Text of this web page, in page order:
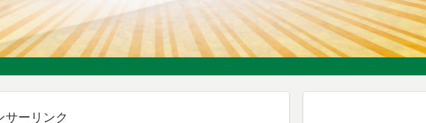
サーリンク